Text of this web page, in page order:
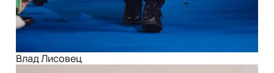
Влад Лисовец